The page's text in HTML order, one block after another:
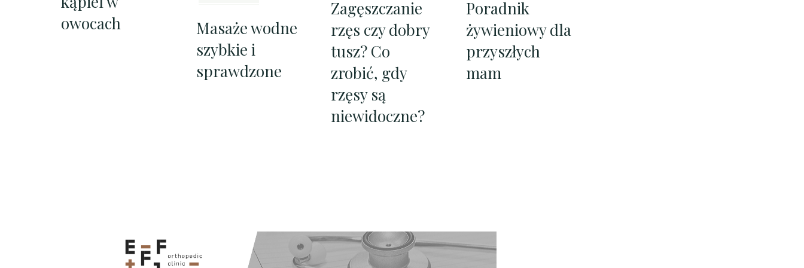
owocach
Masaże wodne
szybkie i
sprawdzone
Zagęszczanie
rzęs czy dobry
tusz? Co
zrobić, gdy
rzęsy są
niewidoczne?
Poradnik
żywieniowy dla
przyszłych
mam